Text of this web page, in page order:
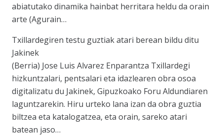
abiatutako dinamika hainbat herritara heldu da orain
arte (Agurain…
Txillardegiren testu guztiak atari berean bildu ditu
Jakinek
(Berria) Jose Luis Alvarez Enparantza Txillardegi
hizkuntzalari, pentsalari eta idazlearen obra osoa
digitalizatu du Jakinek, Gipuzkoako Foru Aldundiaren
laguntzarekin. Hiru urteko lana izan da obra guztia
biltzea eta katalogatzea, eta orain, sareko atari
batean jaso…